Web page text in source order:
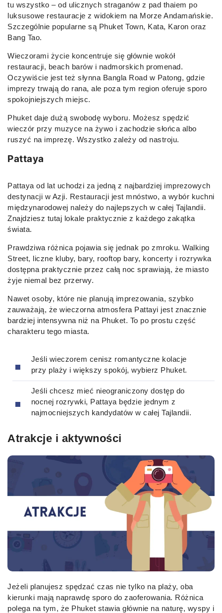
tu wszystko – od ulicznych straganów z pad thaiem po
luksusowe restauracje z widokiem na Morze Andamańskie.
Szczególnie popularne są Phuket Town, Kata, Karon oraz
Bang Tao.
Wieczorami życie koncentruje się głównie wokół
restauracji, beach barów i nadmorskich promenad.
Oczywiście jest też słynna Bangla Road w Patong, gdzie
imprezy trwają do rana, ale poza tym region oferuje sporo
spokojniejszych miejsc.
Phuket daje dużą swobodę wyboru. Możesz spędzić
wieczór przy muzyce na żywo i zachodzie słońca albo
ruszyć na imprezę. Wszystko zależy od nastroju.
Pattaya
Pattaya od lat uchodzi za jedną z najbardziej imprezowych
destynacji w Azji. Restauracji jest mnóstwo, a wybór kuchni
międzynarodowej należy do najlepszych w całej Tajlandii.
Znajdziesz tutaj lokale praktycznie z każdego zakątka
świata.
Prawdziwa różnica pojawia się jednak po zmroku. Walking
Street, liczne kluby, bary, rooftop bary, koncerty i rozrywka
dostępna praktycznie przez całą noc sprawiają, że miasto
żyje niemal bez przerwy.
Nawet osoby, które nie planują imprezowania, szybko
zauważają, że wieczorna atmosfera Pattayi jest znacznie
bardziej intensywna niż na Phuket. To po prostu część
charakteru tego miasta.
Jeśli wieczorem cenisz romantyczne kolacje
przy plaży i większy spokój, wybierz Phuket.
Jeśli chcesz mieć nieograniczony dostęp do
nocnej rozrywki, Pattaya będzie jednym z
najmocniejszych kandydatów w całej Tajlandii.
Atrakcje i aktywności
Jeżeli planujesz spędzać czas nie tylko na plaży, oba
kierunki mają naprawdę sporo do zaoferowania. Różnica
polega na tym, że Phuket stawia głównie na naturę, wyspy i